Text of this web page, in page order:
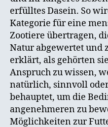
erfülltes Dasein. So
Kategorie für eine
Zootiere übertragen,
Natur abgewertet und
erklärt, als gehörten
Anspruch zu wissen,
natürlich, sinnvoll
behauptet, um die
angenehmeren zu
Möglichkeiten zur